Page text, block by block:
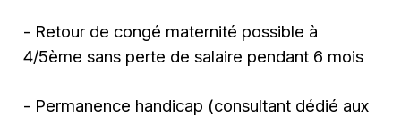
- Retour de congé maternité possible à
4/5ème sans perte de salaire pendant 6 mois
- Permanence handicap (consultant dédié aux